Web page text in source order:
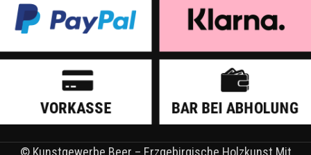
© Kunstgewerbe Beer – Erzgebirgische Holzkunst Mit